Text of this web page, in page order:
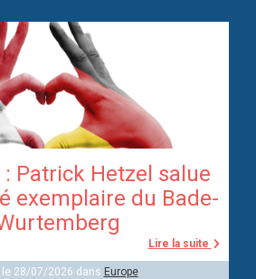
Patrick Hetzel salue
exemplaire du Bade-
Lire la suite
le 28/07/2026 dans Europe